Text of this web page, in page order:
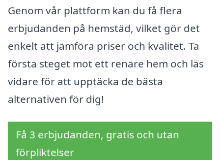
Genom vår plattform kan du få flera
erbjudanden på hemstäd, vilket gör det
enkelt att jämföra priser och kvalitet. Ta
första steget mot ett renare hem och läs
vidare för att upptäcka de bästa
alternativen för dig!
Få 3 erbjudanden, gratis och utan
förpliktelser